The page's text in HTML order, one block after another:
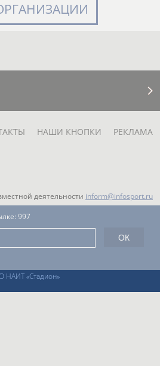
НАШИ КНОПКИ РЕКЛАМА
деятельности inform@infosport.ru
НАИТ «Стадион»
997